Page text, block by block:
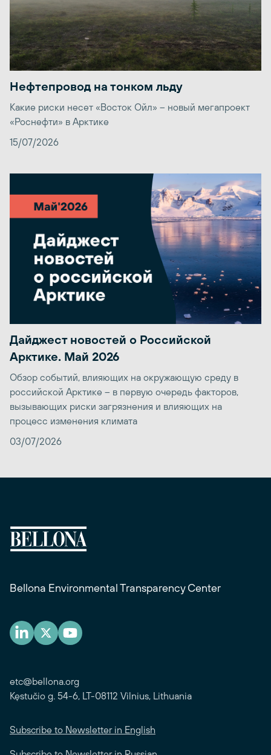
Нефтепровод на тонком льду
Какие риски несет «Восток Ойл» – новый мегапроект
«Роснефти» в Арктике
15/07/2026
Дайджест новостей о Российской
Арктике. Май 2026
Обзор событий, влияющих на окружающую среду в
российской Арктике – в первую очередь факторов,
вызывающих риски загрязнения и влияющих на
процесс изменения климата
03/07/2026
Bellona Environmental Transparency Center
etc@bellona.org
Kęstučio g. 54-6, LT-08112 Vilnius, Lithuania
Subscribe to Newsletter in English